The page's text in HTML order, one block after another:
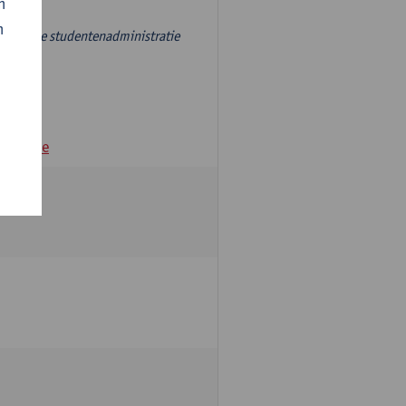
aan de studentenadministratie